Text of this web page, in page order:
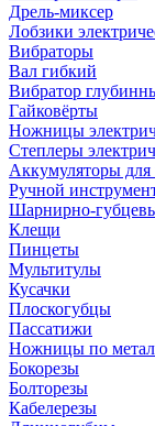
Дрель-миксер
Лобзики
Вибраторы
Вал гибкий
Вибратор
Гайковёрты
Ножницы
Степлеры
Аккумуляторы для
Ручной
Шарнирно-
Клещи
Пинцеты
Мультитулы
Кусачки
Плоскогубцы
Пассатижи
Ножницы по
Бокорезы
Болторезы
Кабелерезы